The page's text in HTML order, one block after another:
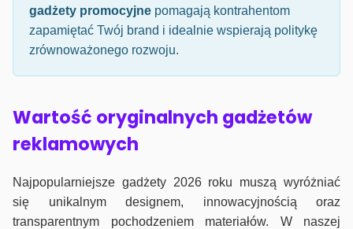
gadżety promocyjne pomagają kontrahentom
zapamiętać Twój brand i idealnie wspierają politykę
zrównoważonego rozwoju.
Wartość oryginalnych gadżetów
reklamowych
Najpopularniejsze gadżety 2026 roku muszą wyróżniać
się unikalnym designem, innowacyjnością oraz
transparentnym pochodzeniem materiałów. W naszej